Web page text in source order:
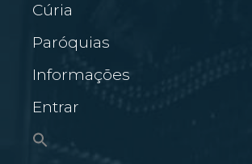
Cúria
Paróquias
Informações
Entrar